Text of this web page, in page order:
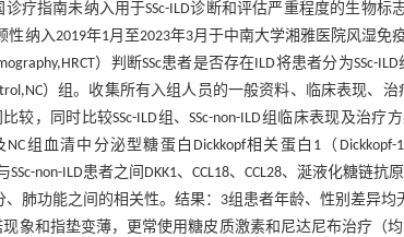
疗指南未纳入用于SSc-ILD诊断和评估严重程度的生物标
纳入2019年1月至2023年3月于中南大学湘雅医院风湿免
）判断SSc患者是否存在ILD将患者分为SSc-
）组。收集所有入组人员的一般资料、临床表现、
，同时比较SSc-ILD组、SSc-non-ILD组临床表现及治疗
NC组血清中分泌型糖蛋白Dickkopf相关蛋白1（Dickkopf-
SSc-non-ILD患者之间DKK1、CCL18、CCL28、涎液化糖链
肺功能之间的相关性。结果：3组患者年龄、性别差异均
象和指垫变薄，更常使用糖皮质激素和尼达尼布治疗（均